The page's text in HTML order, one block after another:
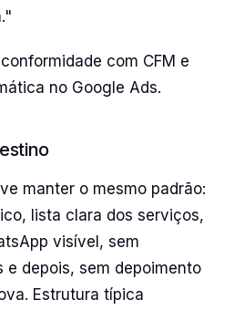
com CFM e
no Google Ads.
manter o mesmo padrão:
lista clara dos serviços,
visível, sem
e depois, sem depoimento
Estrutura típica